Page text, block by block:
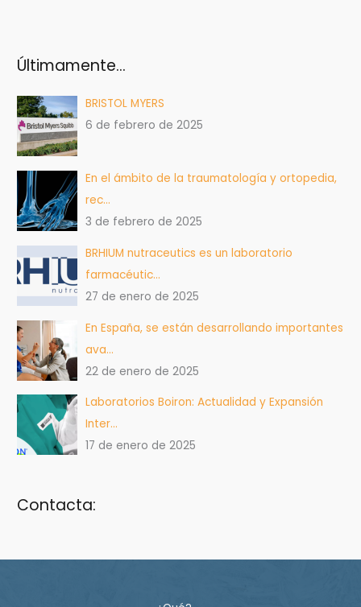
Últimamente…
BRISTOL MYERS
6 de febrero de 2025
En el ámbito de la traumatología y ortopedia,
rec…
3 de febrero de 2025
BRHIUM nutraceutics es un laboratorio
farmacéutic…
27 de enero de 2025
En España, se están desarrollando importantes
ava…
22 de enero de 2025
Laboratorios Boiron: Actualidad y Expansión
Inter…
17 de enero de 2025
Contacta: